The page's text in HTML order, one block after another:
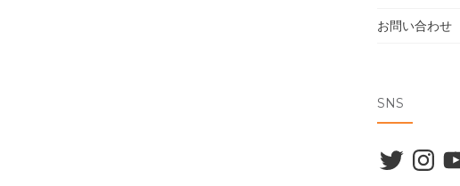
お問い合わせ
SNS
Twitter